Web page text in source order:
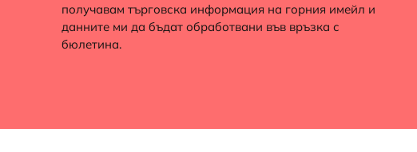
получавам търговска информация на горния имейл и
данните ми да бъдат обработвани във връзка с
бюлетина.